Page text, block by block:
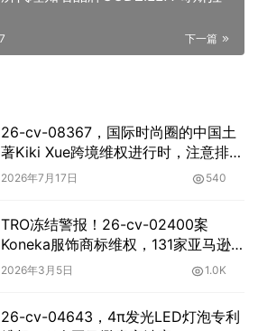
下一篇
26-cv-08367，国际时尚圈的中国土
著Kiki Xue跨境维权进行时，注意排查
下架
2026年7月17日 540
TRO冻结警报！26-cv-02400案
Koneka服饰商标维权，131家亚马逊
店躺枪！
2026年3月5日 1.0K
26-cv-04643，4π发光LED灯泡专利